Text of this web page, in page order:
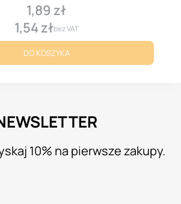
Cena
1,89 zł
Cena
1,54 złbez VAT
DO KOSZYKA
10% na pierwsze zakupy.